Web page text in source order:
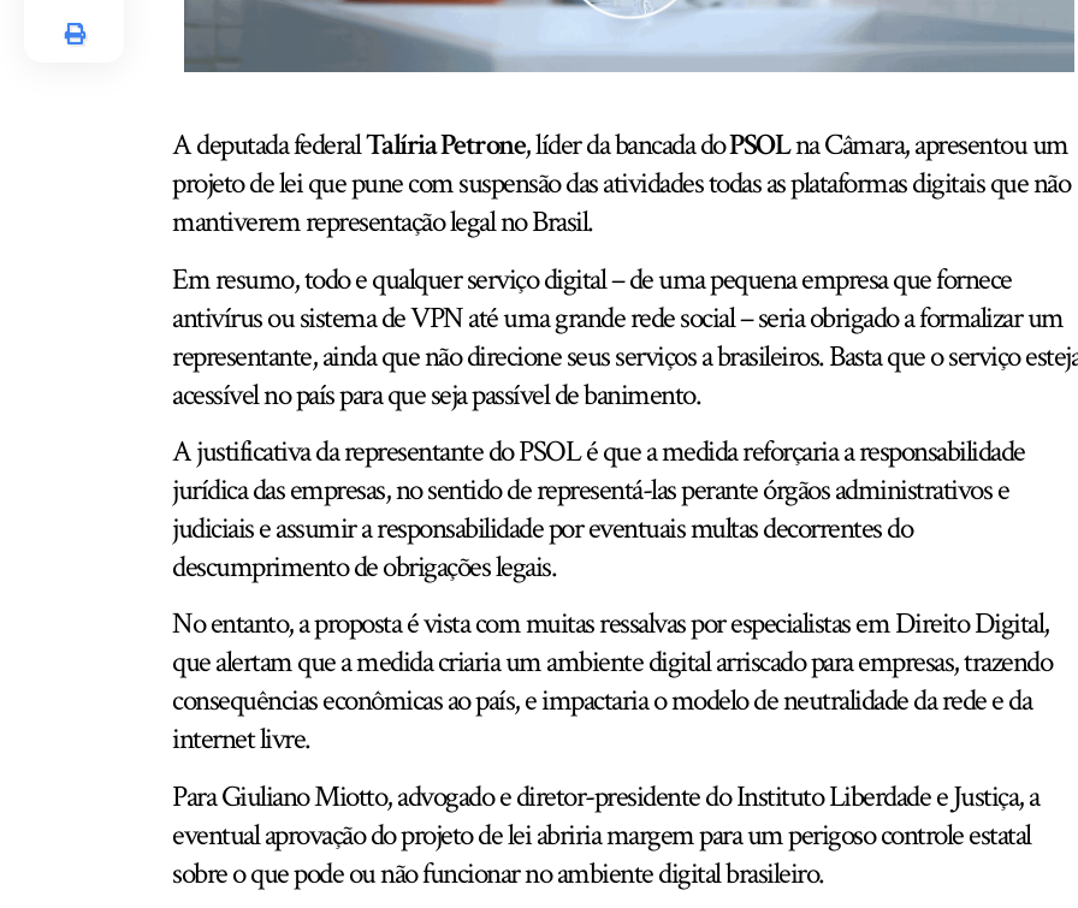
A deputada federalTalíria Petrone, líder da bancada doPSOLna Câmara, apresentou um
projeto de lei que pune com suspensão das atividades todas as plataformas digitais que não
mantiverem representação legal no Brasil.
Em resumo, todo e qualquer serviço digital – de uma pequena empresa que fornece
antivírus ou sistema de VPN até uma grande rede social – seria obrigado a formalizar um
representante, ainda que não direcione seus serviços a brasileiros. Basta que o serviço
acessível no país para que seja passível de banimento.
A justificativa da representante do PSOL é que a medida reforçaria a responsabilidade
jurídica das empresas, no sentido de representá-las perante órgãos administrativos e
judiciais e assumir a responsabilidade por eventuais multas decorrentes do
descumprimento de obrigações legais.
No entanto, a proposta é vista com muitas ressalvas por especialistas em Direito Digital,
que alertam que a medida criaria um ambiente digital arriscado para empresas, trazendo
consequências econômicas ao país, e impactaria o modelo de neutralidade da rede e da
internet livre.
Para Giuliano Miotto, advogado e diretor-presidente do Instituto Liberdade e Justiça, a
eventual aprovação do projeto de lei abriria margem para um perigoso controle estatal
sobre o que pode ou não funcionar no ambiente digital brasileiro.